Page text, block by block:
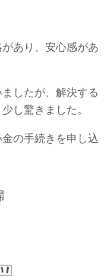
あり、安心感があ
したが、解決する
し驚きました。
の手続きを申し込